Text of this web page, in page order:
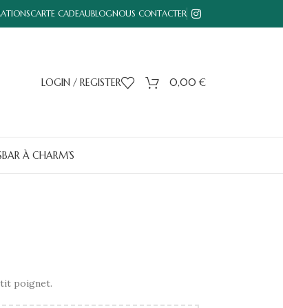
CARTE CADEAUBLOGNOUS CONTACTER
LOGIN / REGISTER 0,00 €
BAR À CHARM’S
poignet.